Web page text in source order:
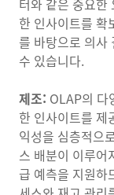
터와 같은 중요한
한 인사이트를 확
를 바탕으로 의사
수 있습니다.
제조: OLAP의 다
한 인사이트를 제
익성을 심층적으
스 배분이 이루어
급 예측을 지원하